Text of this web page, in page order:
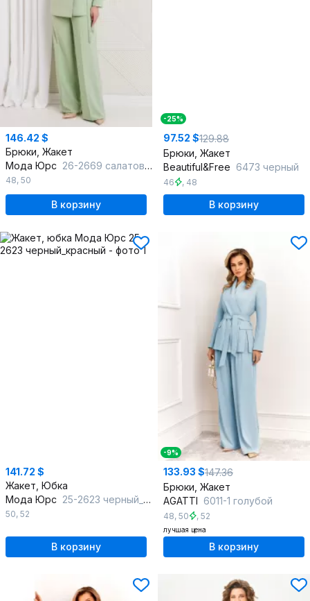
146.42 $
Брюки, Жакет
Мода Юрс 26-2669 салатовый
48, 50
В корзину
-25%
97.52 $129.88
Брюки, Жакет
Beautiful&Free 6473 черный
46 , 48
В корзину
141.72 $
Жакет, Юбка
Мода Юрс 25-2623 черный_красный
50, 52
В корзину
-9%
133.93 $147.36
Брюки, Жакет
AGATTI 6011-1 голубой
48, 50 , 52
лучшая цена
В корзину